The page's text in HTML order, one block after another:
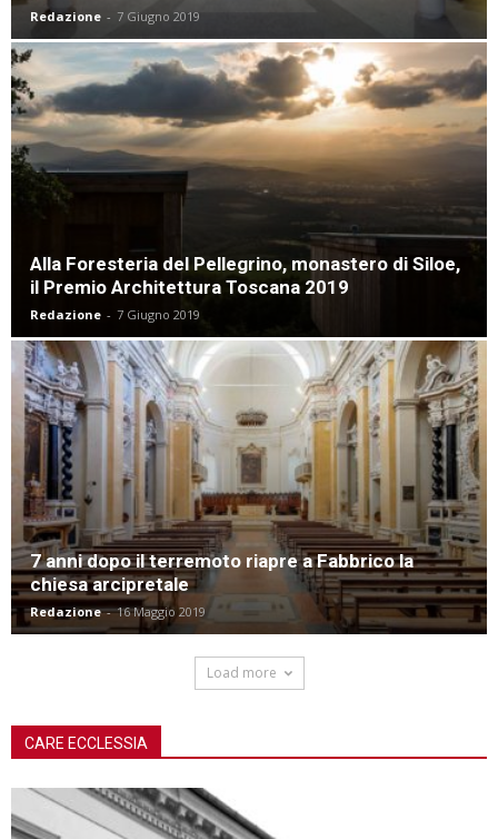
Redazione - 7 Giugno 2019
Alla Foresteria del Pellegrino, monastero di Siloe,
il Premio Architettura Toscana 2019
Redazione - 7 Giugno 2019
7 anni dopo il terremoto riapre a Fabbrico la
chiesa arcipretale
Redazione - 16 Maggio 2019
Load more
CARE ECCLESSIA